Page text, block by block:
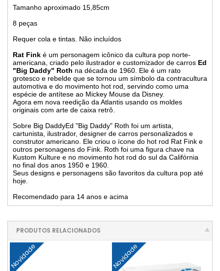
Tamanho aproximado 15,85cm
8 peças
Requer cola e tintas. Não incluídos
Rat Fink é um personagem icônico da cultura pop norte-
americana, criado pelo ilustrador e customizador de carros Ed
"Big Daddy" Roth na década de 1960. Ele é um rato
grotesco e rebelde que se tornou um símbolo da contracultura
automotiva e do movimento hot rod, servindo como uma
espécie de antítese ao Mickey Mouse da Disney.
Agora em nova reedição da Atlantis usando os moldes
originais com arte de caixa retrô.
Sobre Big DaddyEd "Big Daddy" Roth foi um artista,
cartunista, ilustrador, designer de carros personalizados e
construtor americano. Ele criou o ícone do hot rod Rat Fink e
outros personagens do Fink. Roth foi uma figura chave na
Kustom Kulture e no movimento hot rod do sul da Califórnia
no final dos anos 1950 e 1960.
Seus designs e personagens são favoritos da cultura pop até
hoje.
Recomendado para 14 anos e acima
PRODUTOS RELACIONADOS
Novidade Novidade